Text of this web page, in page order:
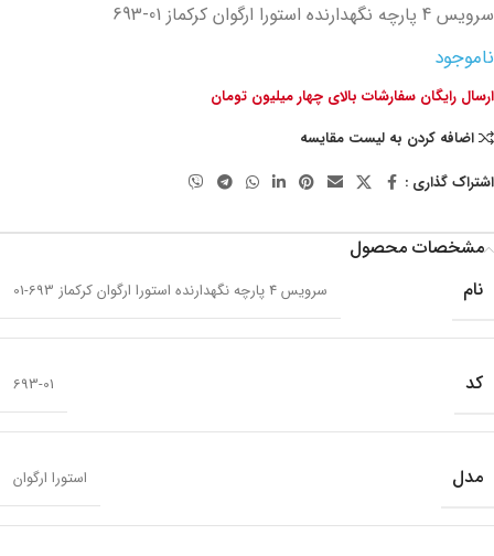
سرويس 4 پارچه نگهدارنده استورا ارگوان کرکماز 693-01
ناموجود
ارسال رایگان سفارشات بالای چهار میلیون تومان
اضافه کردن به لیست مقایسه
اشتراک گذاری :
مشخصات محصول
نام
سرويس 4 پارچه نگهدارنده استورا ارگوان کرکماز 693-01
کد 693-01
مدل استورا ارگوان